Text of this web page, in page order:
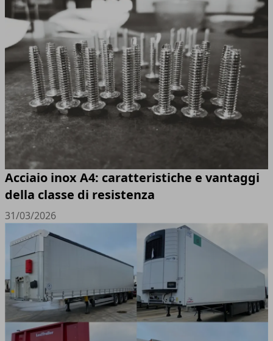
Acciaio inox A4: caratteristiche e vantaggi
della classe di resistenza
31/03/2026